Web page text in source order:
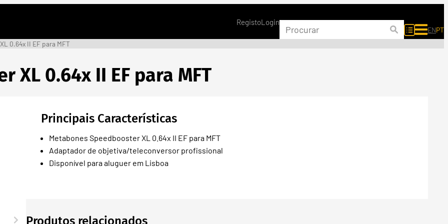
RegistoLogin
ENPT
0.64x II EF para MFT
XL 0.64x II EF para MFT
Principais Características
Metabones Speedbooster XL 0.64x II EF para MFT
Adaptador de objetiva/teleconversor profissional
Disponível para aluguer em Lisboa
Produtos relacionados